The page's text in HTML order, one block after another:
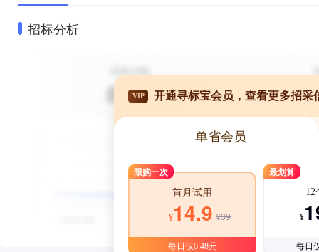
招标分析
VIP 开通寻标宝会员，查看更多招采
单省会员
限购一次
首月试用
¥14.9 ¥39
每日仅0.48元
最划算
12
¥
每日